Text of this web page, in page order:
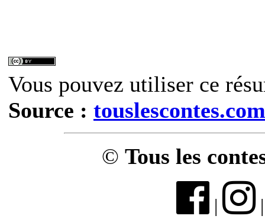
Vous pouvez utiliser ce
Source : touslescontes.com
© Tous les
|